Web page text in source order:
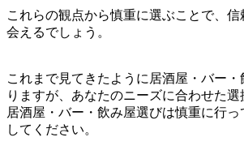
これらの観点から慎重に選ぶことで、
会えるでしょう。
これまで見てきたように居酒屋・バー
りますが、あなたのニーズに合わせた選
居酒屋・バー・飲み屋選びは慎重に行
してください。